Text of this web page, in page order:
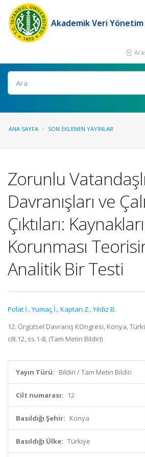
Akademik Veri
Ara
ANA SAYFA SON EKLENEN YAYINLAR
Zorunlu
Davranışları ve
Çıktıları:
Korunması
Analitik Bir Testi
Polat İ.,Yumaç İ.,Kaptan Z.,Yıldız B.
12. Örgütsel Davranış KOngresi, Konya,
cilt.12, ss.1-8, (Tam Metin Bildiri)
Yayın Türü: Bildiri / Tam Metin Bildiri
Cilt numarası: 12
Basıldığı Şehir: Konya
Basıldığı Ülke: Türkiye